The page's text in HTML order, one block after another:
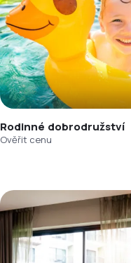
Rodinné dobrodružství
Ověřit cenu